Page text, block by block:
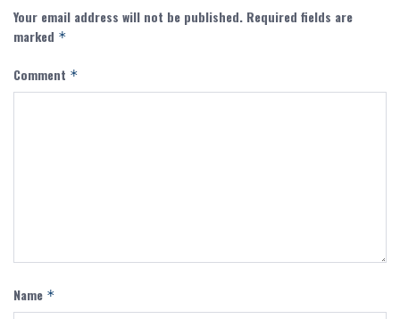
Your email address will not be published. Required fields are
marked *
Comment *
Name *